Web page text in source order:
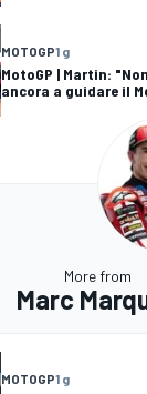
MOTOGP1 g
MotoGP | Martin:
ancora a guidare il
More from
Marc
MOTOGP1 g